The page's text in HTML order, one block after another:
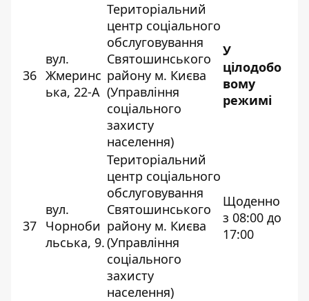
36
вул.
Жмеринс
ька, 22-А
Територіальний
центр соціального
обслуговування
Святошинського
району м. Києва
(Управління
соціального
захисту
населення)
У
цілодобо
вому
режимі
37
вул.
Чорноби
льська, 9.
Територіальний
центр соціального
обслуговування
Святошинського
району м. Києва
(Управління
соціального
захисту
населення)
Щоденно
з 08:00 до
17:00